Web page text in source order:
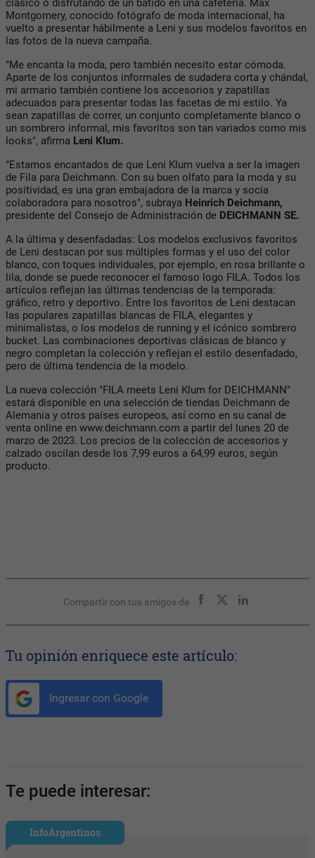
clásico o disfrutando de un batido en una cafetería. Max
Montgomery, conocido fotógrafo de moda internacional, ha
vuelto a presentar hábilmente a Leni y sus modelos favoritos en
las fotos de la nueva campaña.
"Me encanta la moda, pero también necesito estar cómoda.
Aparte de los conjuntos informales de sudadera corta y chándal,
mi armario también contiene los accesorios y zapatillas
adecuados para presentar todas las facetas de mi estilo. Ya
sean zapatillas de correr, un conjunto completamente blanco o
un sombrero informal, mis favoritos son tan variados como mis
looks", afirma Leni Klum.
"Estamos encantados de que Leni Klum vuelva a ser la imagen
de Fila para Deichmann. Con su buen olfato para la moda y su
positividad, es una gran embajadora de la marca y socia
colaboradora para nosotros", subraya Heinrich Deichmann,
presidente del Consejo de Administración de DEICHMANN SE.
A la última y desenfadadas: Los modelos exclusivos favoritos
de Leni destacan por sus múltiples formas y el uso del color
blanco, con toques individuales, por ejemplo, en rosa brillante o
lila, donde se puede reconocer el famoso logo FILA. Todos los
artículos reflejan las últimas tendencias de la temporada:
gráfico, retro y deportivo. Entre los favoritos de Leni destacan
las populares zapatillas blancas de FILA, elegantes y
minimalistas, o los modelos de running y el icónico sombrero
bucket. Las combinaciones deportivas clásicas de blanco y
negro completan la colección y reflejan el estilo desenfadado,
pero de última tendencia de la modelo.
La nueva colección "FILA meets Leni Klum for DEICHMANN"
estará disponible en una selección de tiendas Deichmann de
Alemania y otros países europeos, así como en su canal de
venta online en www.deichmann.com a partir del lunes 20 de
marzo de 2023. Los precios de la colección de accesorios y
calzado oscilan desde los 7,99 euros a 64,99 euros, según
producto.
Compartir con tus amigos de
Tu opinión enriquece este artículo:
Ingresar con Google
Te puede interesar:
InfoArgentinos